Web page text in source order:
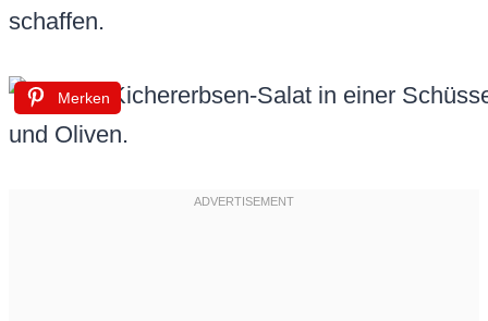
schaffen.
Merken